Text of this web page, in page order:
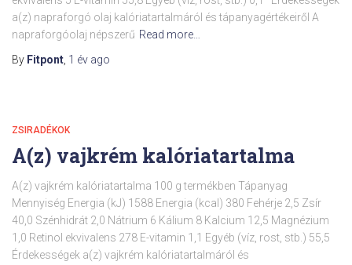
a(z) napraforgó olaj kalóriatartalmáról és tápanyagértékeiről A
napraforgóolaj népszerű Read more…
By Fitpont 1 év ago
ZSIRADÉKOK
A(z) vajkrém kalóriatartalma
A(z) vajkrém kalóriatartalma 100 g termékben Tápanyag
Mennyiség Energia (kJ) 1588 Energia (kcal) 380 Fehérje 2,5 Zsír
40,0 Szénhidrát 2,0 Nátrium 6 Kálium 8 Kalcium 12,5 Magnézium
1,0 Retinol ekvivalens 278 E-vitamin 1,1 Egyéb (víz, rost, stb.) 55,5
Érdekességek a(z) vajkrém kalóriatartalmáról és